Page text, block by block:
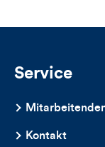
Service
Kontakt